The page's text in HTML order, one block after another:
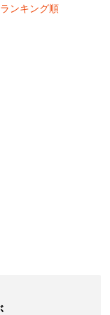
ンキング順